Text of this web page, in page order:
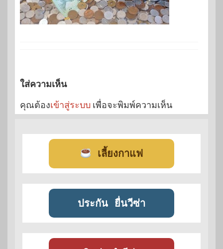
ใส่ความเห็น
คุณต้องเข้าสู่ระบบ เพื่อจะพิมพ์ความเห็น
เลี้ยงกาแฟ
ประกัน ยื่นวีซ่า